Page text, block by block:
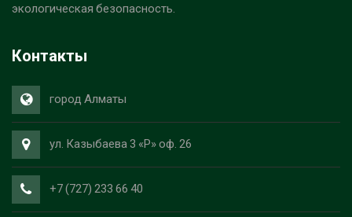
экологическая безопасность.
Контакты
город Алматы
ул. Казыбаева 3 «Р» оф. 26
+7 (727) 233 66 40